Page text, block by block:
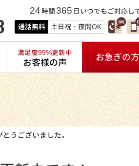
24 時間365 日いつでもご対応し
通話無料 土日祝・夜間OK
満足度99%更新中
お客様の声 お急ぎの
うございました。